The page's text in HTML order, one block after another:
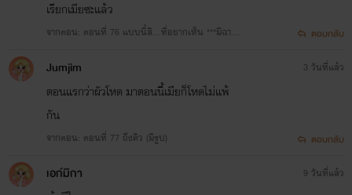
เรียกเมียซะแล้ว
จากตอน: ตอนที่ 76 แบบนี้สิ…ที่อยากเห็น ***มีฉากใ
**
ตอบกลับ
Jumjim
ตอนแรกว่าผัวโหด มาตอนนี้เมียก็โหดไม่แพ้
กัน
จากตอน: ตอนที่ 77 ถึงคิว (มีรูป)
3 วันที่แล้ว
ตอบกลับ
เอก์มิกา 9 วันที่แล้ว